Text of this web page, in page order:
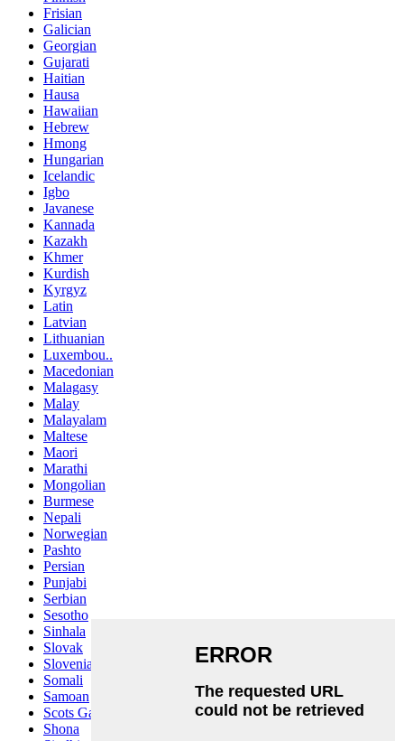
Frisian
Galician
Georgian
Gujarati
Haitian
Hausa
Hawaiian
Hebrew
Hmong
Hungarian
Icelandic
Igbo
Javanese
Kannada
Kazakh
Khmer
Kurdish
Kyrgyz
Latin
Latvian
Lithuanian
Luxembou..
Macedonian
Malagasy
Malay
Malayalam
Maltese
Maori
Marathi
Mongolian
Burmese
Nepali
Norwegian
Pashto
Persian
Punjabi
Serbian
Sesotho
Sinhala
Slovak
Slovenian
Somali
Samoan
Scots Gaelic
Shona